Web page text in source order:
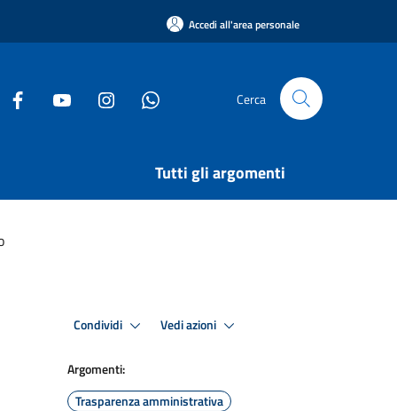
Accedi all'area personale
Cerca
Tutti gli argomenti
Condividi Vedi azioni
Argomenti:
Trasparenza amministrativa